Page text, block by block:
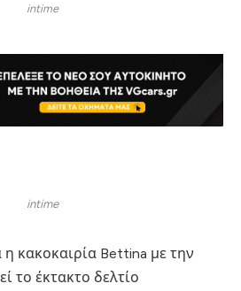
intime
intime
κακοκαιρία Bettina με την
το έκτακτο δελτίο